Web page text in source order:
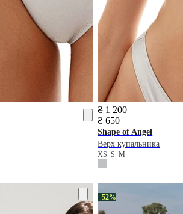
₴ 1 200
₴ 650
Shape of Angel
Верх купальника
XSSM
−52%